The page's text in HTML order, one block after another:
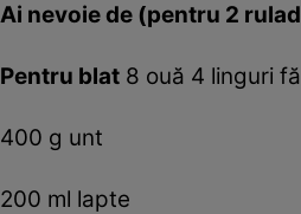
Ai nevoie de (pentru 2
Pentru blat 8 ouă 4 linguri
400 g unt
200 ml lapte